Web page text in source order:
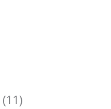
11